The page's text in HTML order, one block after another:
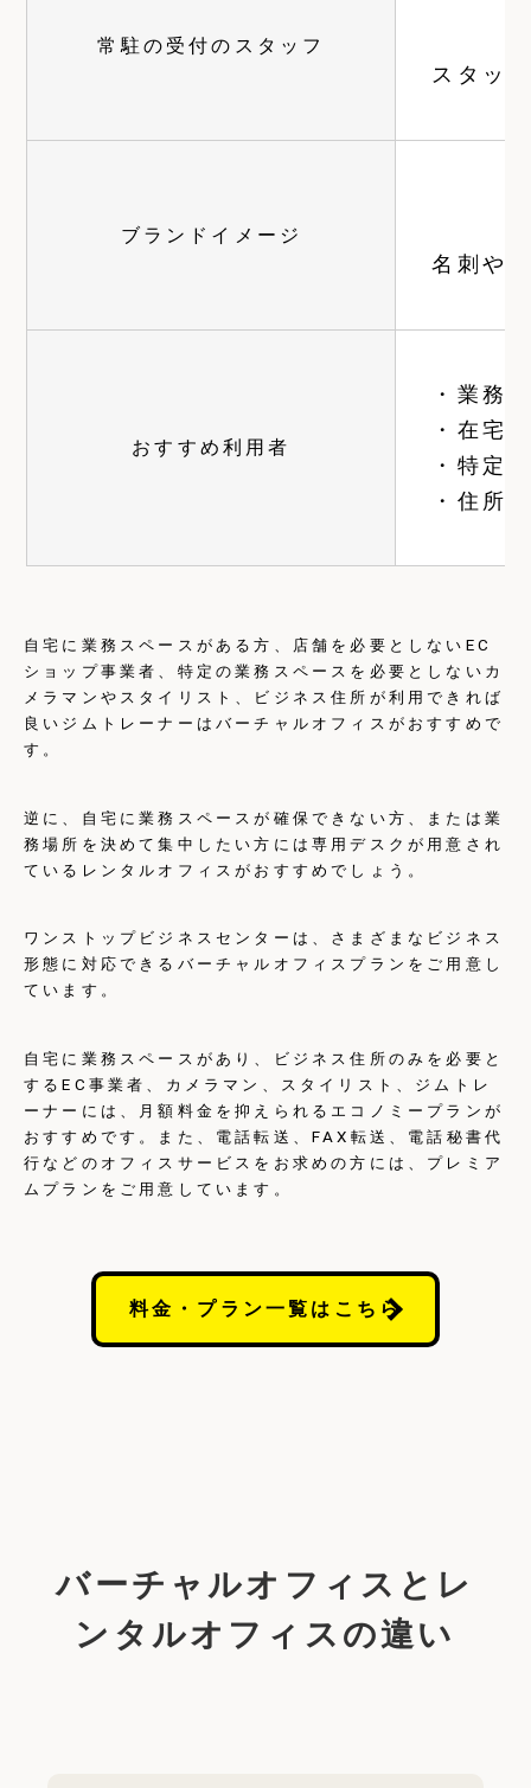
常駐の受付のスタッフ
スタッ
ブランドイメージ
名刺や
おすすめ利用者
・業務
・在宅
・特定
・住所
自宅に業務スペースがある方、店舗を必要としないEC
ショップ事業者、特定の業務スペースを必要としないカ
メラマンやスタイリスト、ビジネス住所が利用できれば
良いジムトレーナーはバーチャルオフィスがおすすめで
す。
逆に、自宅に業務スペースが確保できない方、または業
務場所を決めて集中したい方には専用デスクが用意され
ているレンタルオフィスがおすすめでしょう。
ワンストップビジネスセンターは、さまざまなビジネス
形態に対応できるバーチャルオフィスプランをご用意し
ています。
自宅に業務スペースがあり、ビジネス住所のみを必要と
するEC事業者、カメラマン、スタイリスト、ジムトレ
ーナーには、月額料金を抑えられるエコノミープランが
おすすめです。また、電話転送、FAX転送、電話秘書代
行などのオフィスサービスをお求めの方には、プレミア
ムプランをご用意しています。
料金・プラン一覧はこちら
バーチャルオフィスとレ
ンタルオフィスの違い